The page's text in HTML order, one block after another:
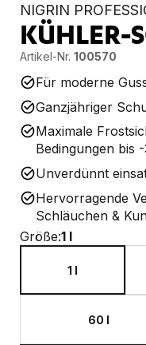
NIGRIN
KÜHLER-
Artikel-Nr. 100570
Für moderne
Ganzjähriger
Maximale
Bedingungen bis -
Unverdünnt
Hervorragende
Schläuchen &
Größe:1 l
1 l
60 l